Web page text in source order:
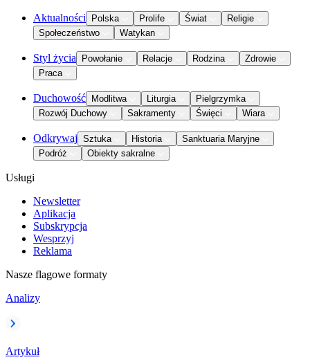
Aktualności Polska Prolife Świat
Religie
Społeczeństwo
Watykan
Styl życia Powołanie Relacje Rodzina
Zdrowie
Praca
Duchowość Modlitwa Liturgia
Pielgrzymka
Rozwój Duchowy
Sakramenty Święci Wiara
Odkrywaj Sztuka Historia
Sanktuaria Maryjne
Podróż
Obiekty sakralne
Usługi
Newsletter
Aplikacja
Subskrypcja
Wesprzyj
Reklama
Nasze flagowe formaty
Analizy
Artykuł